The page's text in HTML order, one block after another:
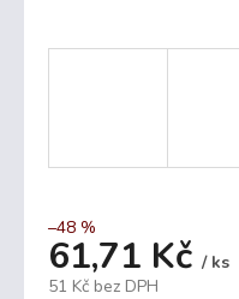
–48 %
61,71 Kč / ks
51 Kč bez DPH